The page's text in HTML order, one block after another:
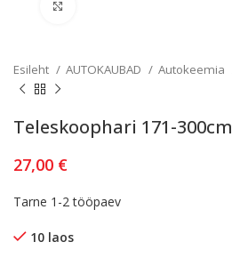
Esileht AUTOKAUBAD Autokeemia
Teleskoophari 171-300cm
27,00 €
Tarne 1-2 tööpaev
10 laos